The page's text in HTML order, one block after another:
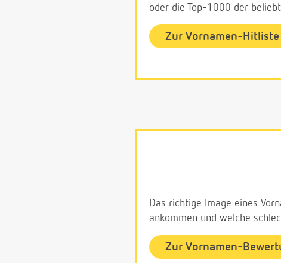
oder die Top-1000 der
Zur Vornamen-Hitliste
Das richtige Image eines
ankommen und welche
Zur Vornamen-